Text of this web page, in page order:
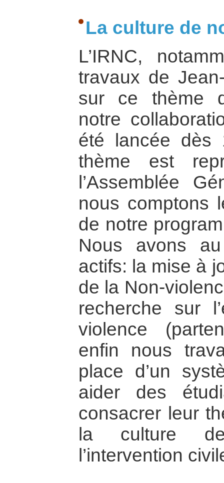
La culture de
L’IRNC,
travaux de
sur ce thème
notre
été lancée dès
thème est
l’Assemblée
nous comptons
de notre
Nous avons
actifs: la mise à
de la Non-
recherche sur
violence
enfin nous
place d’un
aider des
consacrer leur
la culture
l’intervention